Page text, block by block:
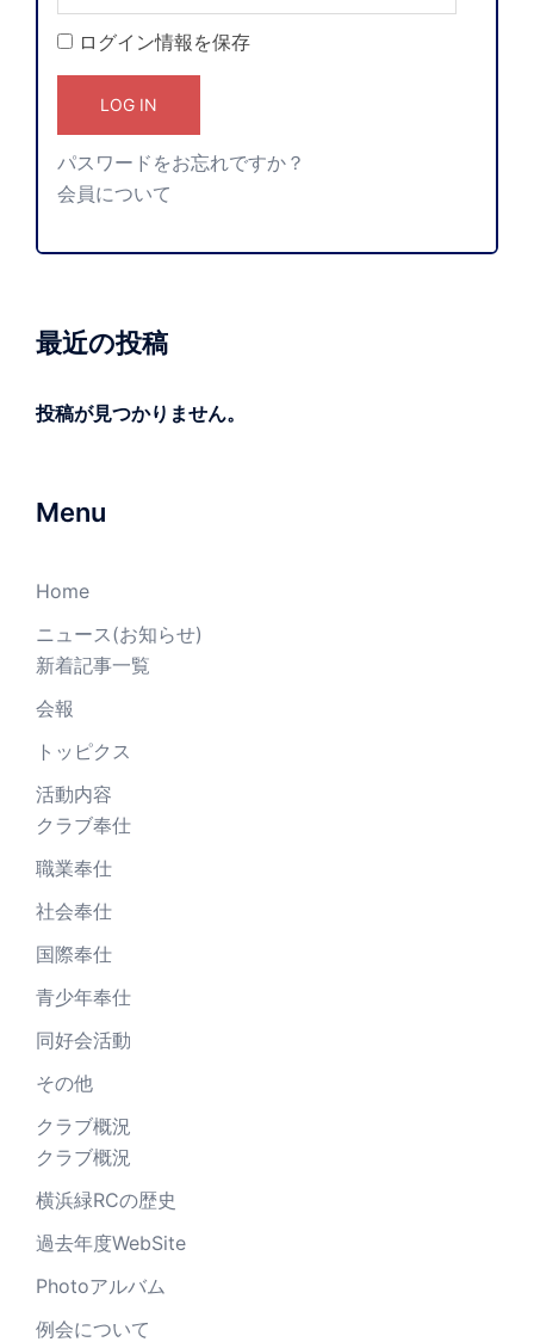
ログイン情報を保存
パスワードをお忘れですか？
会員について
最近の投稿
投稿が見つかりません。
Menu
Home
ニュース(お知らせ)
新着記事一覧
会報
トッピクス
活動内容
クラブ奉仕
職業奉仕
社会奉仕
国際奉仕
青少年奉仕
同好会活動
その他
クラブ概況
クラブ概況
横浜緑RCの歴史
過去年度WebSite
Photoアルバム
例会について